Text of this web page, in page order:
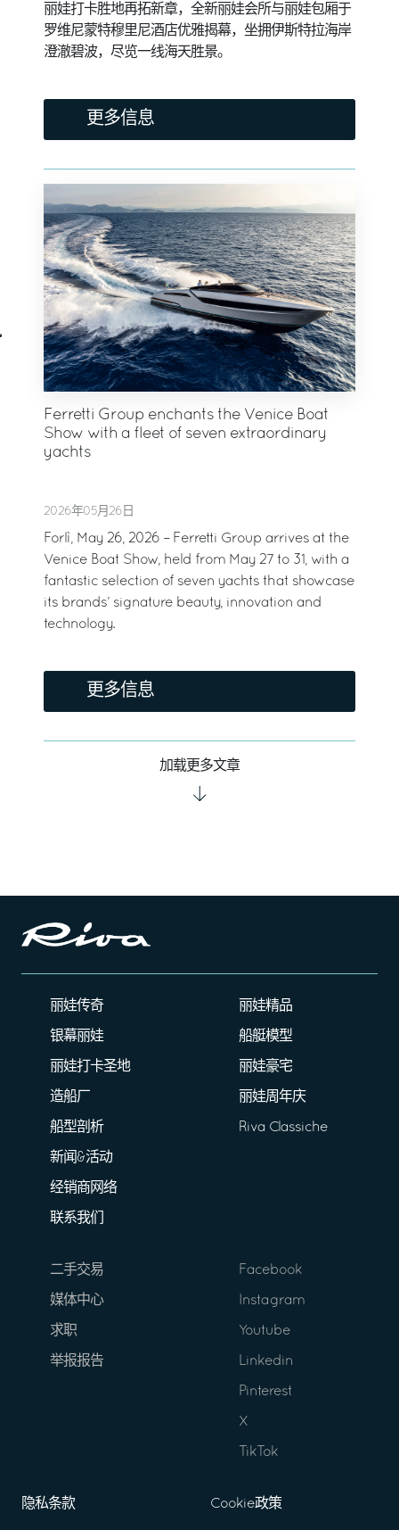
丽娃打卡胜地再拓新章，全新丽娃会所与丽娃包厢于
罗维尼蒙特穆里尼酒店优雅揭幕，坐拥伊斯特拉海岸
澄澈碧波，尽览一线海天胜景。
更多信息
Ferretti Group enchants the Venice Boat
Show with a fleet of seven extraordinary
yachts
2026年05月26日
Forlì, May 26, 2026 – Ferretti Group arrives at the
Venice Boat Show, held from May 27 to 31, with a
fantastic selection of seven yachts that showcase
its brands’ signature beauty, innovation and
technology.
更多信息
加载更多文章
丽娃传奇
银幕丽娃
丽娃打卡圣地
造船厂
船型剖析
新闻&活动
经销商网络
联系我们
丽娃精品
船艇模型
丽娃豪宅
丽娃周年庆
Riva Classiche
二手交易
媒体中心
求职
举报报告
Facebook
Instagram
Youtube
Linkedin
Pinterest
X
TikTok
隐私条款 Cookie政策